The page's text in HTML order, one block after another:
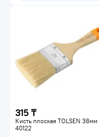
315 ₸
Кисть плоская TOLSEN 38мм
40122